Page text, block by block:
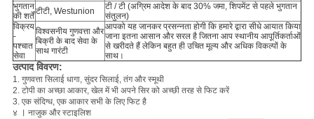
भुगतान
की शर्तेंटीटी, Westunion
टी / टी (अग्रिम आदेश के बाद 30% जमा, शिपमेंट से पहले भुगतान
संतुलन)
विक्रय
-
पश्चात
सेवा
विश्वसनीय गुणवत्ता और
बिक्री के बाद सेवा के
साथ गारंटी
आपको यह जानकर प्रसन्नता होगी कि हमारे द्वारा सीधे आयात किया
जाना इतना आसान और सरल है जितना आप स्थानीय आपूर्तिकर्ताओं
से खरीदते हैं लेकिन बहुत ही उचित मूल्य और अधिक विकल्पों के
साथ।
उत्पाद विवरण:
1. गुणवत्ता सिलाई धागा, सुंदर सिलाई, तंग और स्मूथी
2. टोपी का अच्छा आकार, खेल में भी अपने सिर को अच्छी तरह से फिट करें
3. एक संदिग्ध, एक आकार सभी के लिए फिट है
४
। नाजुक और स्टाइलिश